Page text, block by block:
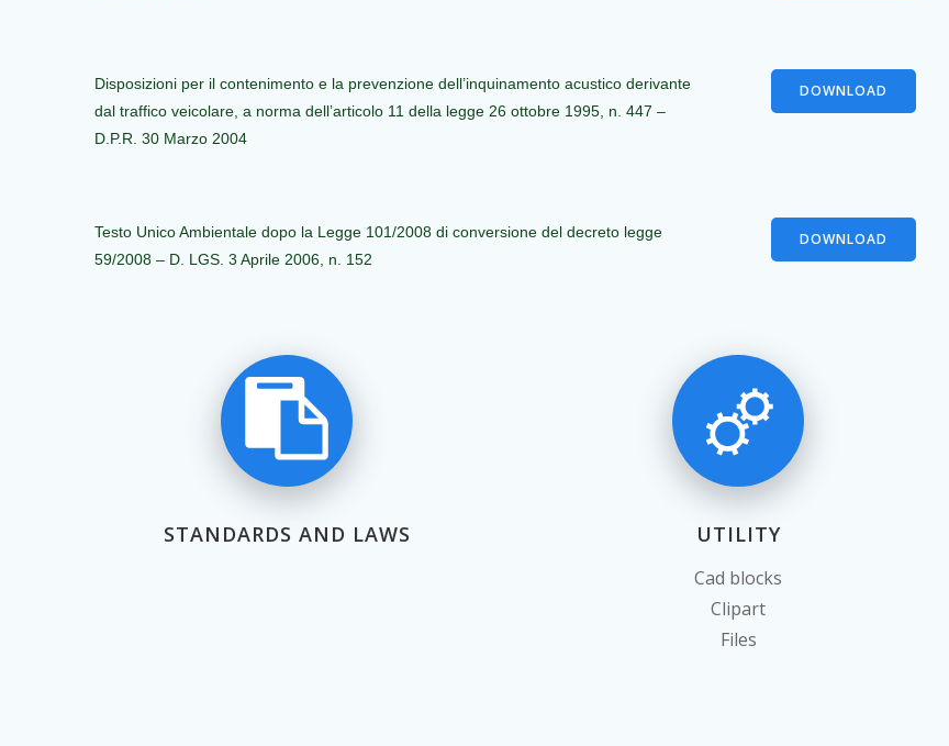
Disposizioni per il contenimento e la prevenzione dell’inquinamento acustico derivante
dal traffico veicolare, a norma dell’articolo 11 della legge 26 ottobre 1995, n. 447 –
D.P.R. 30 Marzo 2004
DOWNLOAD
Testo Unico Ambientale dopo la Legge 101/2008 di conversione del decreto legge
59/2008 – D. LGS. 3 Aprile 2006, n. 152
DOWNLOAD
STANDARDS AND LAWS UTILITY
Cad blocks
Clipart
Files